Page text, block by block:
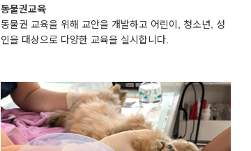
동물권교육
동물권 교육을 위해 교안을 개발하고 어린이, 청소년, 성
인을 대상으로 다양한 교육을 실시합니다.